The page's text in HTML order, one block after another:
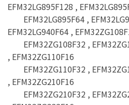
EFM32LG895F128 ,
EFM32LG895F64 ,
EFM32LG940F64 ,
EFM32ZG108F32 ,
, EFM32ZG110F16
EFM32ZG110F32 ,
, EFM32ZG210F16
EFM32ZG210F32 ,